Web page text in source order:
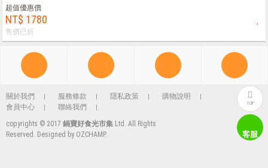
超值優惠價
NT$ 1780
售價已折
關於我們 服務條款 隱私政策
購物說明
會員中心
聯絡我們
copyrights © 2017 鍋寶好食光市集 Ltd. All Rights
Reserved. Designed by OZCHAMP.
TOP
客服